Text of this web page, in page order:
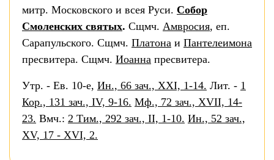
митр. Московского и всея Руси. Собор
Смоленских святых. Сщмч. Амвросия, еп.
Сарапульского. Сщмч. Платона и Пантелеимона
пресвитера. Сщмч. Иоанна пресвитера.
Утр. - Ев. 10-е, Ин., 66 зач., XXI, 1-14. Лит. - 1
Кор., 131 зач., IV, 9-16. Мф., 72 зач., XVII, 14-
23. Вмч.: 2 Тим., 292 зач., II, 1-10. Ин., 52 зач.,
XV, 17 - XVI, 2.